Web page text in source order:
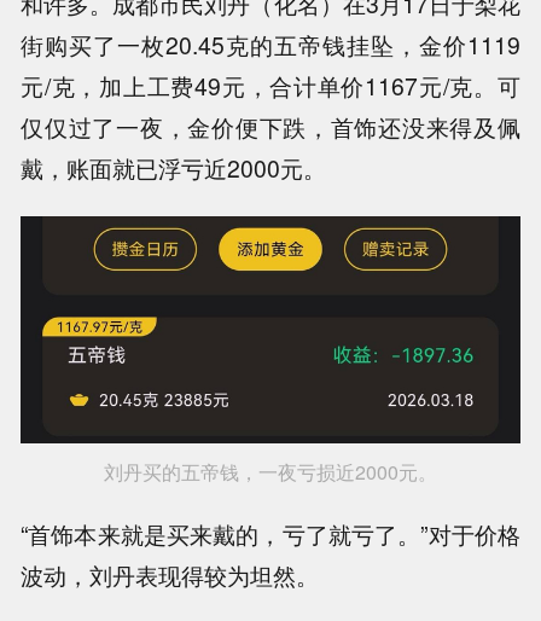
街购买了一枚20.45克的五帝钱挂坠，金价1119
元/克，加上工费49元，合计单价1167元/克。可
仅仅过了一夜，金价便下跌，首饰还没来得及佩
戴，账面就已浮亏近2000元。
刘丹买的五帝钱，一夜亏损近2000元。
“首饰本来就是买来戴的，亏了就亏了。”对于价格
波动，刘丹表现得较为坦然。